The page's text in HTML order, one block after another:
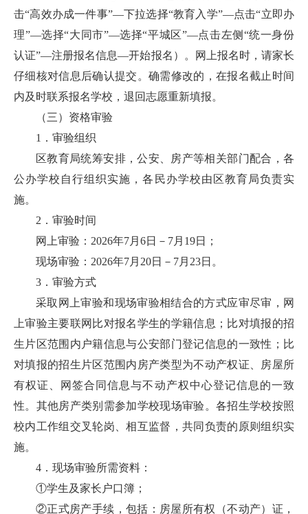
击“高效办成一件事”—下拉选择“教育入学”—点击“立即办
理”—选择“大同市”—选择“平城区”—点击左侧“统一身份
认证”—注册报名信息—开始报名）。网上报名时，请家长
仔细核对信息后确认提交。确需修改的，在报名截止时间
内及时联系报名学校，退回志愿重新填报。
（三）资格审验
1．审验组织
区教育局统筹安排，公安、房产等相关部门配合，各
公办学校自行组织实施，各民办学校由区教育局负责实
施。
2．审验时间
网上审验：2026年7月6日－7月19日；
现场审验：2026年7月20日－7月23日。
3．审验方式
采取网上审验和现场审验相结合的方式应审尽审，网
上审验主要联网比对报名学生的学籍信息；比对填报的招
生片区范围内户籍信息与公安部门登记信息的一致性；比
对填报的招生片区范围内房产类型为不动产权证、房屋所
有权证、网签合同信息与不动产权中心登记信息的一致
性。其他房产类别需参加学校现场审验。各招生学校按照
校内工作组交叉轮岗、相互监督，共同负责的原则组织实
施。
4．现场审验所需资料：
①学生及家长户口簿；
②正式房产手续，包括：房屋所有权（不动产）证，